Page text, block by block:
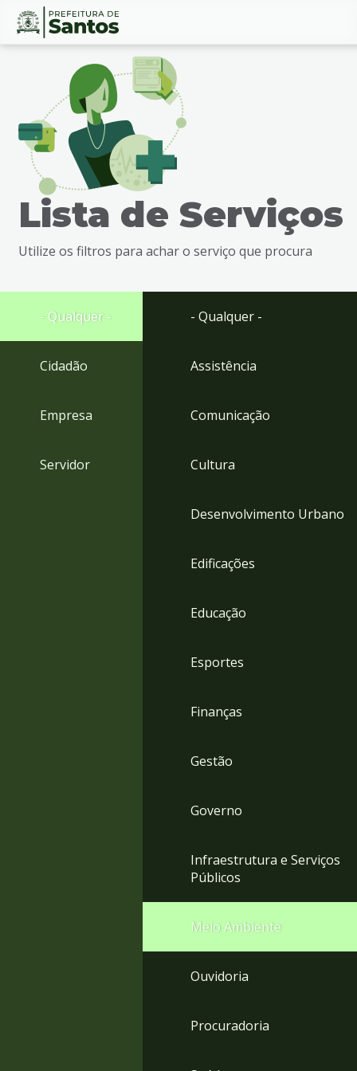
Ir
busca
Ir
rodapé
Conteúdo
Lista de Serviços
Utilize os filtros para achar o serviço que procura
- Qualquer -
Cidadão
Empresa
Servidor
- Qualquer -
Assistência
Comunicação
Cultura
Desenvolvimento Urbano
Edificações
Educação
Esportes
Finanças
Gestão
Governo
Infraestrutura e Serviços
Públicos
Meio Ambiente
Ouvidoria
Procuradoria